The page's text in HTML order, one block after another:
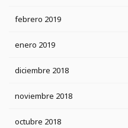
febrero 2019
enero 2019
diciembre 2018
noviembre 2018
octubre 2018